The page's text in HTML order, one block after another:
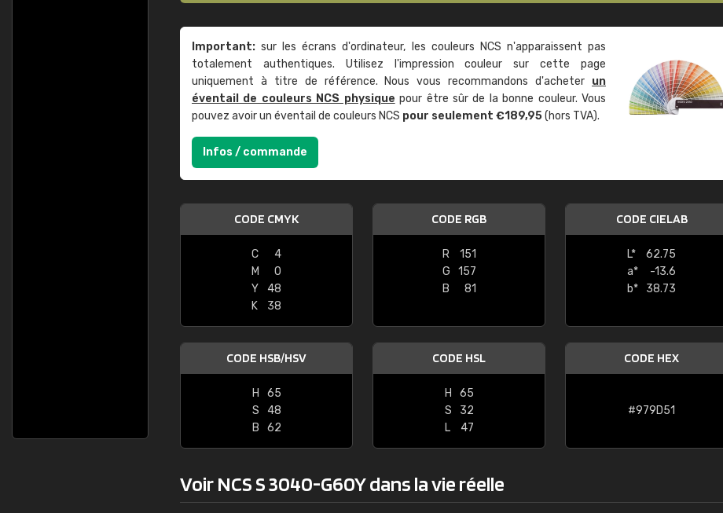
Important: sur les écrans d'ordinateur, les couleurs NCS n'apparaissent pas
totalement authentiques. Utilisez l'impression couleur sur cette page
uniquement à titre de référence. Nous vous recommandons d'acheter un
éventail de couleurs NCS physique pour être sûr de la bonne couleur. Vous
pouvez avoir un éventail de couleurs NCS pour seulement €189,95(hors TVA).
Infos / commande
CODE CMYK
C
4
M
0
Y
48
K
38
CODE RGB
R
151
G
157
B
81
CODE CIELAB
L*
62.75
a*
-13.6
b*
38.73
CODE HSB/HSV
H
65
S
48
B
62
CODE HSL
H
65
S
32
L
47
CODE HEX
#979D51
Voir NCS S 3040-G60Y dans la vie réelle
"Le site ne permet pas de voir
sont les produits disponibles. Il y a
palettes de couleurs: Classic, Design,
comprend pas qui est quoi. La livraison
bien passé et le produit reçu me